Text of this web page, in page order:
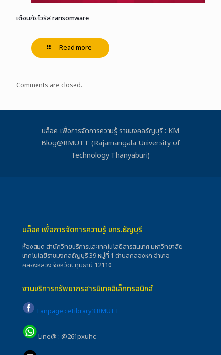
เตือนภัยไวรัส ransomware
Read more
Comments are closed.
บล็อค เพื่อการจัดการความรู้ ราชมงคลธัญบุรี : KM
Blog@RMUTT (Rajamangala University of
Technology Thanyaburi)
บล็อค เพื่อการจัดการความรู้ มทร.ธัญบุรี
ห้องสมุด สำนักวิทยบริการและเทคโนโลยีสารสนเทศ มหาวิทยาลัย
เทคโนโลยีราชมงคลธัญบุรี 39 หมู่ที่ 1 ตำบลคลองหก อำเภอ
คลองหลวง จังหวัดปทุมธานี 12110
งานบริการทรัพยากรสารนิเทศอิเล็กทรอนิกส์
Fanpage : eLibrary3.RMUTT
Line@ : @261pxuhc